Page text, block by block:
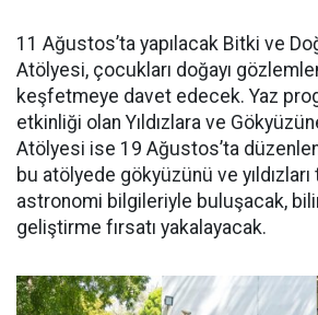
11 Ağustos’ta yapılacak Bitki ve
Atölyesi, çocukları doğayı
keşfetmeye davet edecek. Yaz
etkinliği olan Yıldızlara ve
Atölyesi ise 19 Ağustos’ta
bu atölyede gökyüzünü ve yıldızları
astronomi bilgileriyle buluşacak,
geliştirme fırsatı yakalayacak.